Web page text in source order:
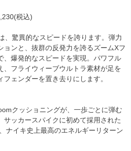
税込)
、驚異的なスピードを誇ります。弾力
ョンと、抜群の反発力を誇るズームXフ
、爆発的なスピードを実現。パワフル
、フライウィーブウルトラ素材が足を
ェンダーを置き去りにします。
クッショニングが、一歩ごとに弾む
サッカースパイクに初めて採用された
ナイキ史上最高のエネルギーリターン